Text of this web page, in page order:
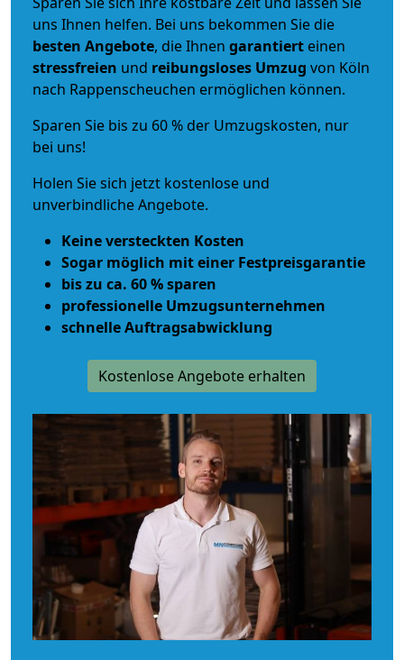
uns Ihnen helfen. Bei uns bekommen Sie die
besten Angebote, die Ihnen garantiert einen
stressfreien und reibungsloses Umzug von Köln
nach Rappenscheuchen ermöglichen können.
Sparen Sie bis zu 60 % der Umzugskosten, nur
bei uns!
Holen Sie sich jetzt kostenlose und
unverbindliche Angebote.
Keine versteckten Kosten
Sogar möglich mit einer Festpreisgarantie
bis zu ca. 60 % sparen
professionelle Umzugsunternehmen
schnelle Auftragsabwicklung
Kostenlose Angebote erhalten